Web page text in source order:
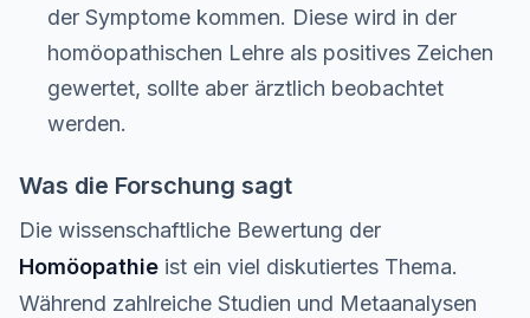
der Symptome kommen. Diese wird in der
homöopathischen Lehre als positives Zeichen
gewertet, sollte aber ärztlich beobachtet
werden.
Was die Forschung sagt
Die wissenschaftliche Bewertung der
Homöopathie ist ein viel diskutiertes Thema.
Während zahlreiche Studien und Metaanalysen